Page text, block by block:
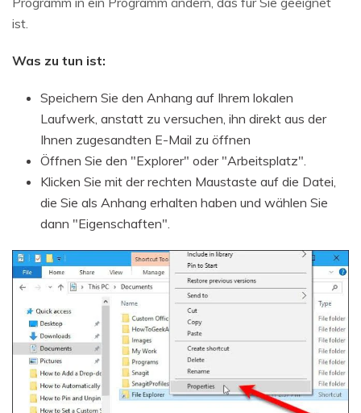
ist.
Was zu tun ist:
Speichern Sie den Anhang auf Ihrem lokalen
Laufwerk, anstatt zu versuchen, ihn direkt aus der
Ihnen zugesandten E-Mail zu öffnen
Öffnen Sie den "Explorer" oder "Arbeitsplatz".
Klicken Sie mit der rechten Maustaste auf die Datei,
die Sie als Anhang erhalten haben und wählen Sie
dann "Eigenschaften".